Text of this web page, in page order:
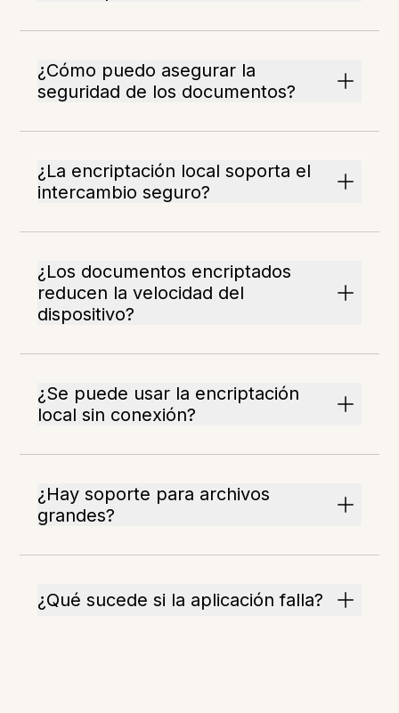
¿Cómo puedo asegurar la
seguridad de los documentos?
¿La encriptación local soporta el
intercambio seguro?
¿Los documentos encriptados
reducen la velocidad del
dispositivo?
¿Se puede usar la encriptación
local sin conexión?
¿Hay soporte para archivos
grandes?
¿Qué sucede si la aplicación falla?